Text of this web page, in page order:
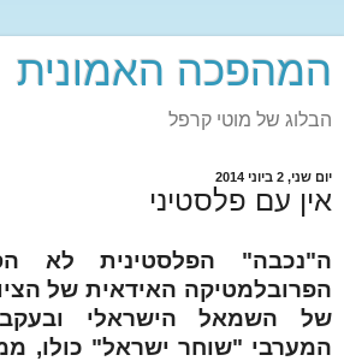
המהפכה האמונית
הבלוג של מוטי קרפל
יום שני, 2 ביוני 2014
אין עם פלסטיני
הפרובלמטיקה האידאית של
של השמאל הישראלי
המערבי "שוחר ישראל" כולו,